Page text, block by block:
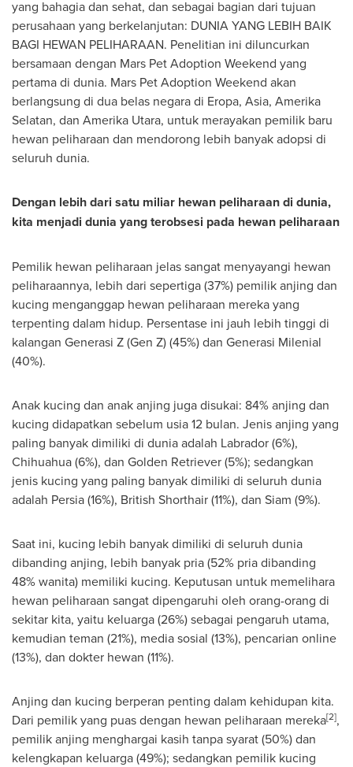
yang bahagia dan sehat, dan sebagai bagian dari tujuan
perusahaan yang berkelanjutan: DUNIA YANG LEBIH BAIK
BAGI HEWAN PELIHARAAN. Penelitian ini diluncurkan
bersamaan dengan Mars Pet Adoption Weekend yang
pertama di dunia. Mars Pet Adoption Weekend akan
berlangsung di dua belas negara di Eropa, Asia, Amerika
Selatan, dan Amerika Utara, untuk merayakan pemilik baru
hewan peliharaan dan mendorong lebih banyak adopsi di
seluruh dunia.
Dengan lebih dari satu miliar hewan peliharaan di dunia,
kita menjadi dunia yang terobsesi pada hewan peliharaan
Pemilik hewan peliharaan jelas sangat menyayangi hewan
peliharaannya, lebih dari sepertiga (37%) pemilik anjing dan
kucing menganggap hewan peliharaan mereka yang
terpenting dalam hidup. Persentase ini jauh lebih tinggi di
kalangan Generasi Z (Gen Z) (45%) dan Generasi Milenial
(40%).
Anak kucing dan anak anjing juga disukai: 84% anjing dan
kucing didapatkan sebelum usia 12 bulan. Jenis anjing yang
paling banyak dimiliki di dunia adalah Labrador(6%),
Chihuahua (6%), dan Golden Retriever (5%); sedangkan
jenis kucing yang paling banyak dimiliki di seluruh dunia
adalah Persia (16%), British Shorthair (11%), dan Siam (9%).
Saat ini, kucing lebih banyak dimiliki di seluruh dunia
dibanding anjing, lebih banyak pria (52% pria dibanding
48% wanita) memiliki kucing. Keputusan untuk memelihara
hewan peliharaan sangat dipengaruhi oleh orang-orang di
sekitar kita, yaitu keluarga (26%) sebagai pengaruh utama,
kemudian teman (21%), media sosial (13%), pencarian online
(13%), dan dokter hewan (11%).
Anjing dan kucing berperan penting dalam kehidupan kita.
Dari pemilik yang puas dengan hewan peliharaan mereka[2],
pemilik anjing menghargai kasih tanpa syarat (50%) dan
kelengkapan keluarga (49%); sedangkan pemilik kucing